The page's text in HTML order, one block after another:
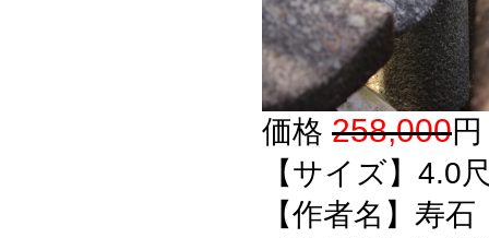
価格 258,000
【サイズ】4.0
【作者名】寿石